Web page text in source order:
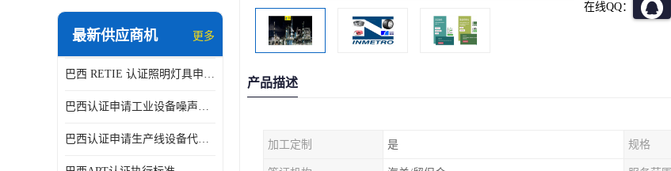
最新供应商机 更多
巴西 RETIE 认证照明灯具申请 RETIE 认证
巴西认证申请工业设备噪声控制认证规范
巴西认证申请生产线设备代理机构选择
在线QQ：
产品描述
加工定制 是 规格